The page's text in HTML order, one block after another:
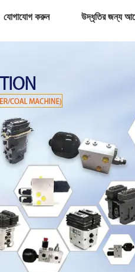
যোগাযোগ করুন উদ্ধৃতির জন্য